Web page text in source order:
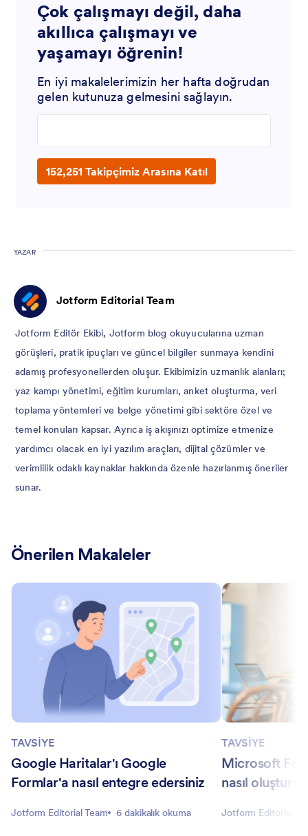
Çok çalışmayı değil, daha
akıllıca çalışmayı ve
yaşamayı öğrenin!
En iyi makalelerimizin her hafta doğrudan
gelen kutunuza gelmesini sağlayın.
152,251 Takipçimiz Arasına Katıl
YAZAR
Jotform Editorial Team
Jotform Editör Ekibi, Jotform blog okuyucularına uzman
görüşleri, pratik ipuçları ve güncel bilgiler sunmaya kendini
adamış profesyonellerden oluşur. Ekibimizin uzmanlık alanları;
yaz kampı yönetimi, eğitim kurumları, anket oluşturma, veri
toplama yöntemleri ve belge yönetimi gibi sektöre özel ve
temel konuları kapsar. Ayrıca iş akışınızı optimize etmenize
yardımcı olacak en iyi yazılım araçları, dijital çözümler ve
verimlilik odaklı kaynaklar hakkında özenle hazırlanmış öneriler
sunar.
Önerilen Makaleler
TAVSİYE
Google Haritalar'ı Google
Formlar'a nasıl entegre edersiniz
Jotform Editorial Team 6 dakikalık okuma
TAVSİYE
Microsoft
nasıl
Jotform Editorial